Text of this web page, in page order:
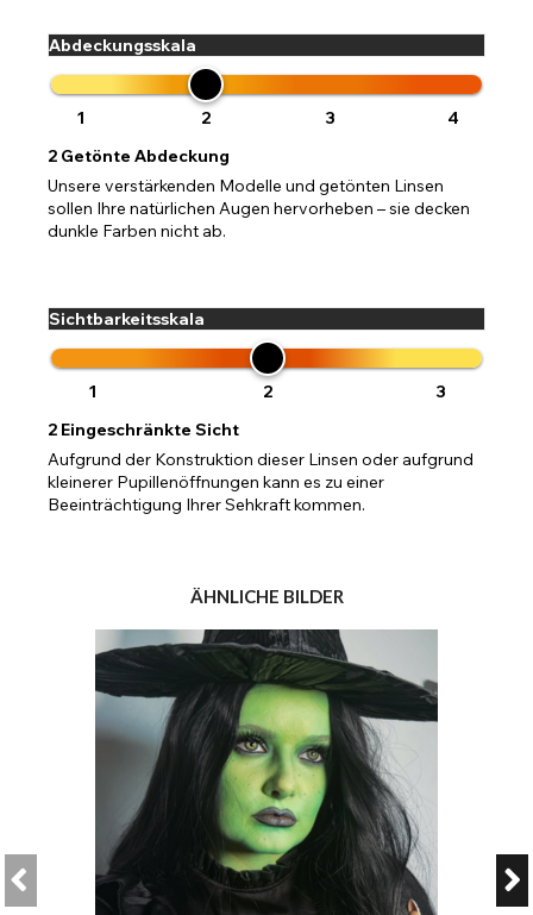
Abdeckungsskala
1 2 3
4
2 Getönte Abdeckung
Unsere verstärkenden Modelle und getönten Linsen
sollen Ihre natürlichen Augen hervorheben – sie decken
dunkle Farben nicht ab.
Sichtbarkeitsskala
1 2
3
2 Eingeschränkte Sicht
Aufgrund der Konstruktion dieser Linsen oder aufgrund
kleinerer Pupillenöffnungen kann es zu einer
Beeinträchtigung Ihrer Sehkraft kommen.
ÄHNLICHE BILDER